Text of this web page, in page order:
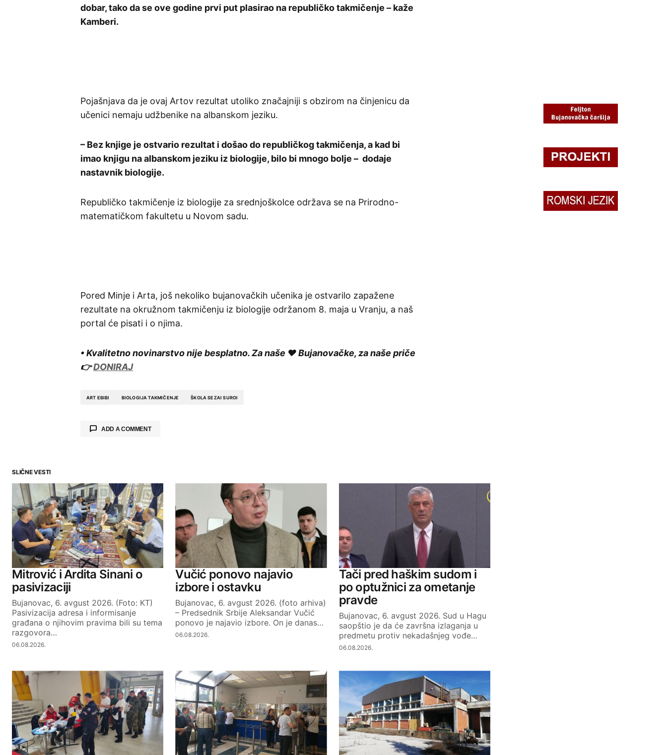
dobar, tako da se ove godine prvi put plasirao na republičko takmičenje – kaže
Kamberi.
Pojašnjava da je ovaj Artov rezultat utoliko značajniji s obzirom na činjenicu da
učenici nemaju udžbenike na albanskom jeziku.
– Bez knjige je ostvario rezultat i došao do republičkog takmičenja, a kad bi
imao knjigu na albanskom jeziku iz biologije, bilo bi mnogo bolje – dodaje
nastavnik biologije.
Republičko takmičenje iz biologije za srednjoškolce održava se na Prirodno-
matematičkom fakultetu u Novom sadu.
Pored Minje i Arta, još nekoliko bujanovačkih učenika je ostvarilo zapažene
rezultate na okružnom takmičenju iz biologije održanom 8. maja u Vranju, a naš
portal će pisati i o njima.
• Kvalitetno novinarstvo nije besplatno. Za naše ❤️ Bujanovačke, za naše priče
👉DONIRAJ
ART EBIBI BIOLOGIJA TAKMIČENJE ŠKOLA SEZAI SUROI
ADD A COMMENT
Comment*
Your Name Your E-mail
SUBMIT COMMENT
SLIČNE VESTI
Mitrović i Ardita Sinani o
pasivizaciji
Bujanovac, 6. avgust 2026. (Foto: KT)
Pasivizacija adresa i informisanje
građana o njihovim pravima bili su tema
razgovora…
06.08.2026.
Vučić ponovo najavio
izbore i ostavku
Bujanovac, 6. avgust 2026. (foto arhiva)
– Predsednik Srbije Aleksandar Vučić
ponovo je najavio izbore. On je danas…
06.08.2026.
Tači pred haškim sudom i
po optužnici za ometanje
pravde
Bujanovac, 6. avgust 2026. Sud u Hagu
saopštio je da će završna izlaganja u
predmetu protiv nekadašnjeg vođe…
06.08.2026.